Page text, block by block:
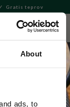
About
ads, to
Gratis teprov